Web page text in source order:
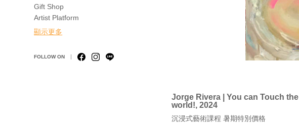
Gift Shop
Artist Platform
顯示更多
FOLLOW ON
Jorge Rivera | You can Touch the
world!, 2024
沉浸式藝術課程 暑期特別價格